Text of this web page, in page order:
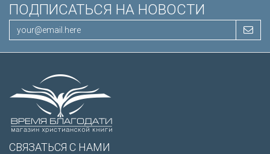
ПОДПИСАТЬСЯ НА НОВОСТИ
СВЯЗАТЬСЯ С НАМИ